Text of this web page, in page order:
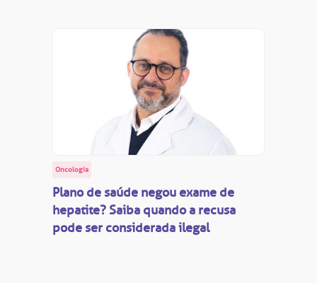
Oncologia
Plano de saúde negou exame de
hepatite? Saiba quando a recusa
pode ser considerada ilegal